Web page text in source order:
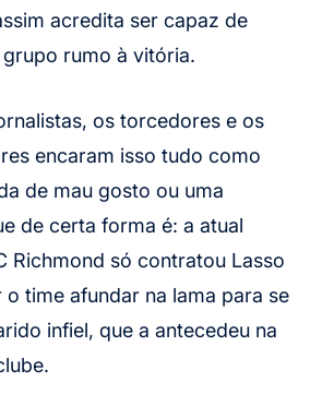
acredita ser capaz de
rumo à vitória.
os torcedores e os
encaram isso tudo como
de mau gosto ou uma
de certa forma é: a atual
Richmond só contratou Lasso
time afundar na lama para se
infiel, que a antecedeu na